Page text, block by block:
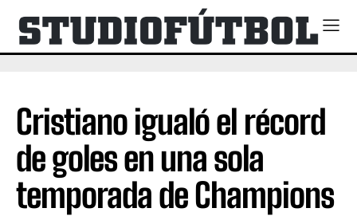
Cristiano igualó el récord
de goles en una sola
temporada de Champions